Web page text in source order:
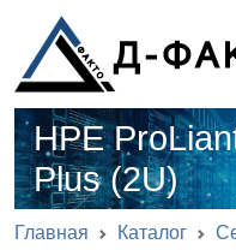
HPE
Plus (2U)
Главная Каталог